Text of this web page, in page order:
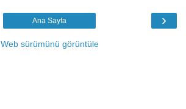
›
Ana Sayfa
Web sürümünü görüntüle